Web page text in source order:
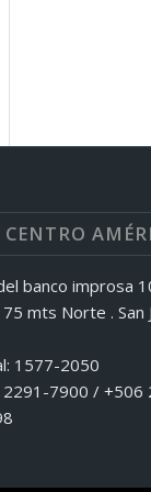
banco improsa
mts Norte . San
1577-2050
7900 / +506